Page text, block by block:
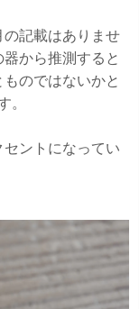
記載はありませ
から推測すると
のではないかと
。
ントになってい